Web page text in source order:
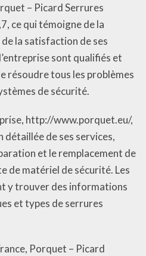
– Picard Serrures
ce qui témoigne de la
la satisfaction de ses
sont qualifiés et
résoudre tous les problèmes
de sécurité.
http://www.porquet.eu/,
de ses services,
et le remplacement de
de matériel de sécurité. Les
y trouver des informations
et types de serrures
Porquet – Picard